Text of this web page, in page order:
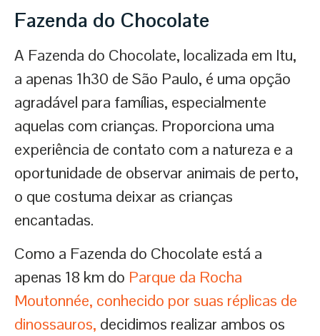
Fazenda do Chocolate
A Fazenda do Chocolate, localizada em Itu,
a apenas 1h30 de São Paulo, é uma opção
agradável para famílias, especialmente
aquelas com crianças. Proporciona uma
experiência de contato com a natureza e a
oportunidade de observar animais de perto,
o que costuma deixar as crianças
encantadas.
Como a Fazenda do Chocolate está a
apenas 18 km do Parque da Rocha
Moutonnée, conhecido por suas réplicas de
dinossauros, decidimos realizar ambos os